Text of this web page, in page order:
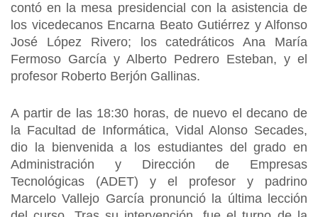
contó en la mesa presidencial con la asistencia de
los vicedecanos Encarna Beato Gutiérrez y Alfonso
José López Rivero; los catedráticos Ana María
Fermoso García y Alberto Pedrero Esteban, y el
profesor Roberto Berjón Gallinas.
A partir de las 18:30 horas, de nuevo el decano de
la Facultad de Informática, Vidal Alonso Secades,
dio la bienvenida a los estudiantes del grado en
Administración y Dirección de Empresas
Tecnológicas (ADET) y el profesor y padrino
Marcelo Vallejo García pronunció la última lección